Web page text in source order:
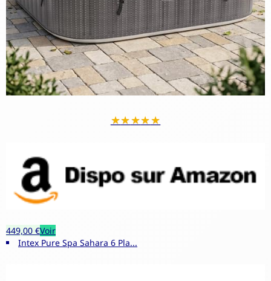
★★★★★
449,00 €Voir
Intex Pure Spa Sahara 6 Pla...